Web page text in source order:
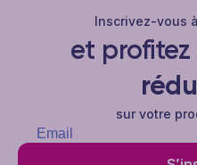
Inscrivez-vous
et profitez
sur votre